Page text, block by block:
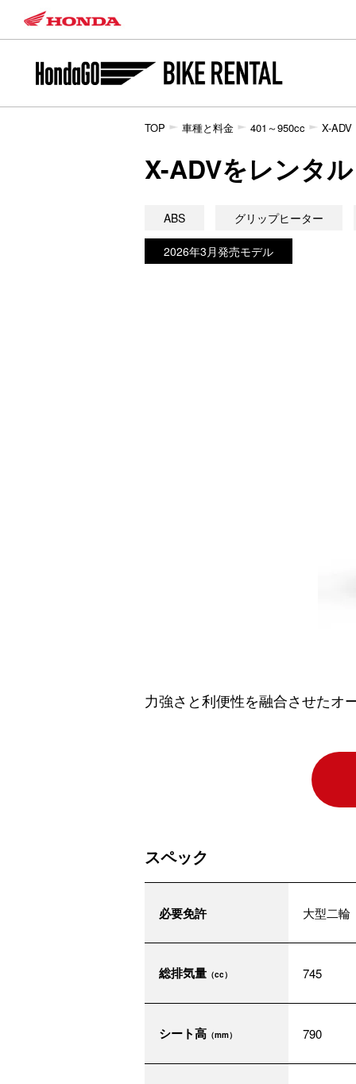
TOP 車種と料金 401～950cc X-ADV
X-ADVをレンタ
ABS グリップヒーター
2026年3月発売モデル
力強さと利便性を融合させたオ
スペック
必要免許 大型二輪
総排気量 （cc） 745
シート高 （mm） 790